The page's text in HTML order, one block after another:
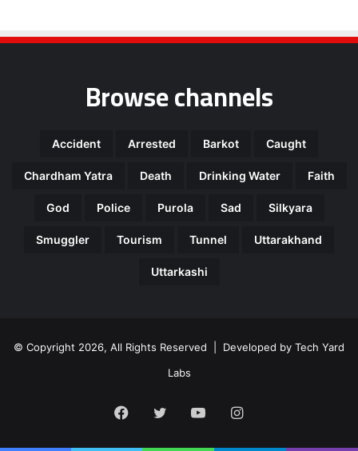
Browse channels
Accident Arrested Barkot Caught
Chardham Yatra Death Drinking Water Faith
God Police Purola Sad Silkyara
Smuggler Tourism Tunnel Uttarakhand
Uttarkashi
© Copyright 2026, All Rights Reserved | Developed by Tech Yard
Labs
Facebook
Twitter YouTubeInstagram